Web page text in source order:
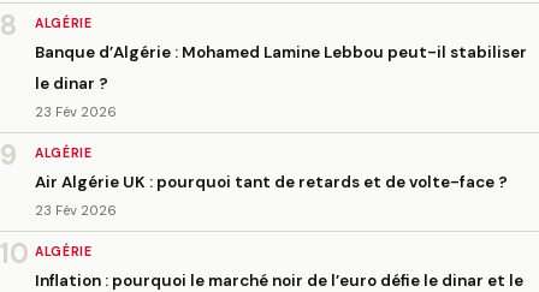
8 ALGÉRIE
Banque d’Algérie : Mohamed Lamine Lebbou peut-il stabiliser
le dinar ?
23 Fév 2026
9 ALGÉRIE
Air Algérie UK : pourquoi tant de retards et de volte-face ?
23 Fév 2026
10 ALGÉRIE
Inflation : pourquoi le marché noir de l’euro défie le dinar et le